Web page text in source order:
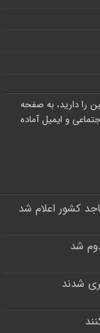
را دارید، به صفحه
و ایمیل آماده
کشور اعلام شد